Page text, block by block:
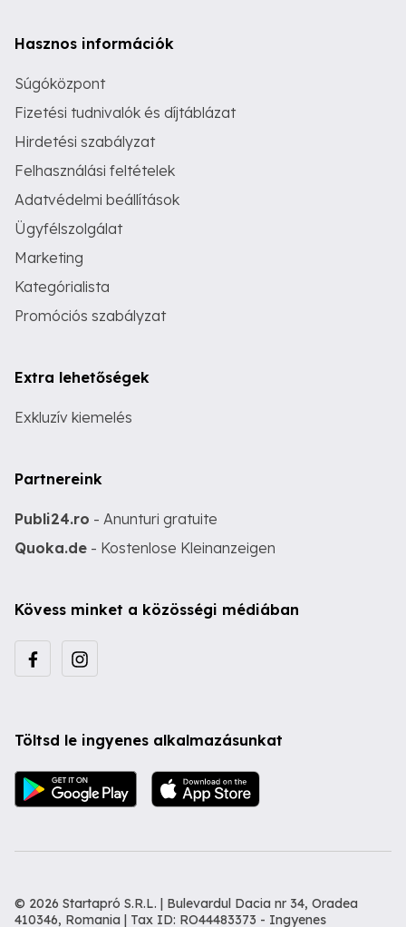
Hasznos információk
Súgóközpont
Fizetési tudnivalók és díjtáblázat
Hirdetési szabályzat
Felhasználási feltételek
Adatvédelmi beállítások
Ügyfélszolgálat
Marketing
Kategórialista
Promóciós szabályzat
Extra lehetőségek
Exkluzív kiemelés
Partnereink
Publi24.ro - Anunturi gratuite
Quoka.de - Kostenlose Kleinanzeigen
Kövess minket a közösségi médiában
Töltsd le ingyenes alkalmazásunkat
© 2026 Startapró S.R.L. | Bulevardul Dacia nr 34, Oradea
410346, Romania | Tax ID: RO44483373 - Ingyenes